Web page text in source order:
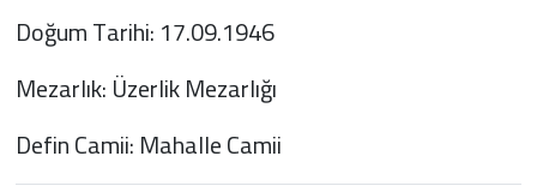
Doğum Tarihi: 17.09.1946
Mezarlık: Üzerlik Mezarlığı
Defin Camii: Mahalle Camii